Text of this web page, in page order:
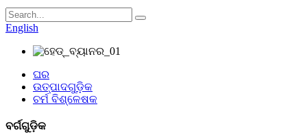
English
ଘର
ଉତ୍ପାଦଗୁଡ଼ିକ
ଚର୍ମ ବିଶ୍ଳେଷକ
ବର୍ଗଗୁଡ଼ିକ